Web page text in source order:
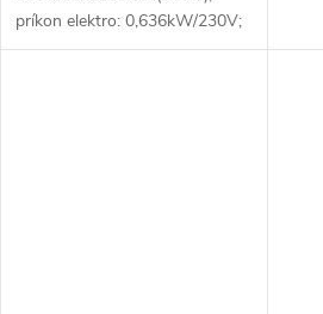
príkon elektro: 0,636kW/230V;
kapacita fliaš: 81ks; uloženie